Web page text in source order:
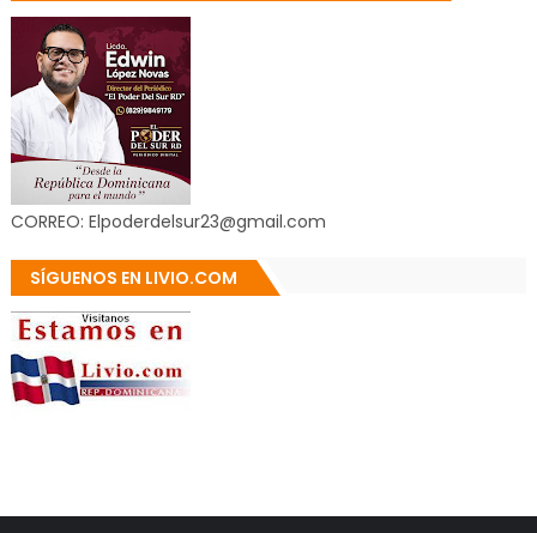
CORREO: Elpoderdelsur23@gmail.com
SÍGUENOS EN LIVIO.COM